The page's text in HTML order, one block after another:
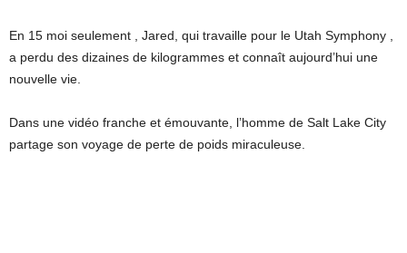
En 15 moi seulement , Jared, qui travaille pour le Utah Symphony ,
a perdu des dizaines de kilogrammes et connaît aujourd’hui une
nouvelle vie.
Dans une vidéo franche et émouvante, l’homme de Salt Lake City
partage son voyage de perte de poids miraculeuse.